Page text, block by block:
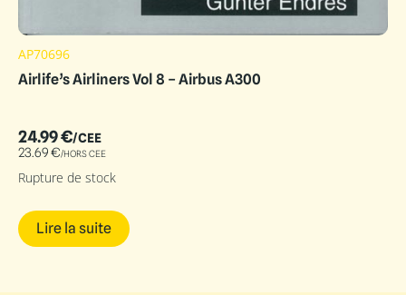
AP70696
Airlife’s Airliners Vol 8 – Airbus A300
24.99€/CEE
23.69€/HORS CEE
Rupture de stock
Lire la suite